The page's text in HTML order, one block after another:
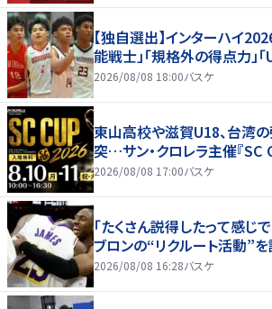
【独自選出】インターハイ
能戦士」「規格外の得点力」
2026/08/08 18:00バスケ
東山高校や滋賀U18、台湾
突…サン・クロレラ主催『SC
2026/08/08 17:00バスケ
「たくさん説得したって感じ
ブロンの“リクルート活動”
2026/08/08 16:28バスケ